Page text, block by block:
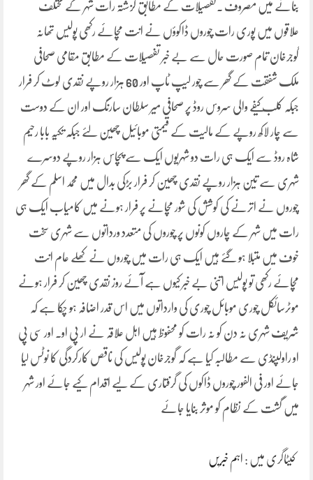
بنانے میں مصروف ۔تفصیلات کے مطابق گزشتہ رات شہر کے مختلف
علاقوں میں پوری رات چوروں ڈاکوؤں نے انت مچائے رکھی پولیس تھانہ
گوجرخان تمام صورت حال سے بے خبر تفصیلات کے مطابق مقامی صحافی
ملک شفقت کے گھر سے چور لیپ ٹاپ اور 60 ہزار روپے نقدی لوٹ کر فرار
جبکہ کلب کیفے والی سروس روڈ پر صحافی میر سلطان سارنگ اور ان کے دوست
سے چار لاکھ روپے کے مالیت کے قیمتی موبائیل چھین لئے جبکہ تکیہ بابا رحیم
شاہ روڈ سے ایک ہی رات دو شہریوں ایک سے پچاس ہزار روپے دوسرے
شہری سے تین ہزار روپے نقدی چھین کر فرار بڑکی بدال میں محمد اسلم کے گھر
چوروں نے اترنے کی کوشش کی شور مچانے پر فرار ہونے میں کامیاب ایک ہی
رات میں شہر کے چاروں کونوں پر چوروں کی متعدد ورداتوں سے شہری سخت
خوف میں متبلا ہو گئے ہیں ایک ہی رات میں چوروں نے کھلے عام انت
مچائے رکھی تو پولیس اتنی بے خبر کیوں ہے آئے روز نقدی چھین کر فرار ہونے
موٹرسائکل چوری موبائل چوری کی وارداتوں میں اس قدر اضافہ ہو چکا ہے کہ
شریف شہری نہ دن کو نہ رات کو محفوظ ہیں اہل علاقہ نے ار پی او۔ اور سی پی
او راولپنڈی سے مطالبہ کیا ہے کہ گوجرخان پولیس کی ناقص کارکردگی کا نوٹس لیا
جائے اور فی الفور چوروں ڈاکوں کی گرفتاری کے لیے اقدام کیے جائے اور شہر
میں گشت کے نظام کو موثر بنایا جائے
کیٹاگری میں : اہم خبریں